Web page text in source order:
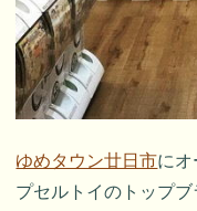
ゆめタウン廿日市にオ
プセルトイのトップ